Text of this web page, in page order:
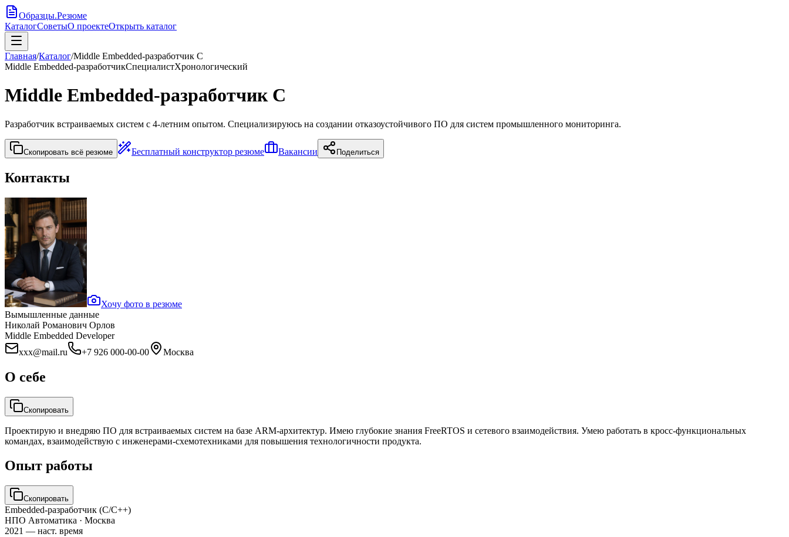
Образцы.Резюме
КаталогСоветыО проектеОткрыть каталог
Главная/Каталог/Middle Embedded-разработчик C
Middle Embedded-разработчикСпециалистХронологический
Middle Embedded-разработчик C
Разработчик встраиваемых систем с 4-летним опытом. Специализируюсь на создании отказоустойчивого ПО для систем промышленного мониторинга.
Скопировать всё резюме Бесплатный конструктор резюме Вакансии Поделиться
Контакты
Хочу фото в резюме
Вымышленные данные
Николай Романович Орлов
Middle Embedded Developer
xxx@mail.ru
+7 926 000-00-00 Москва
О себе
Скопировать
Проектирую и внедряю ПО для встраиваемых систем на базе ARM-архитектур. Имею глубокие знания FreeRTOS и сетевого взаимодействия. Умею работать в кросс-функциональных
командах, взаимодействую с инженерами-схемотехниками для повышения технологичности продукта.
Опыт работы
Скопировать
Embedded-разработчик (C/C++)
НПО Автоматика · Москва
2021 — наст. время